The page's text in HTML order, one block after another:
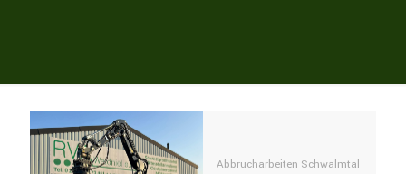
Abbrucharbeiten Schwalmtal